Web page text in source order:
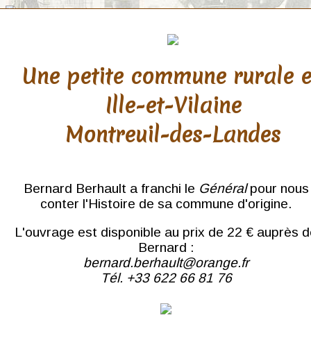
THÈMES
Chansons
Châteaux Bretons
Coiffes
Une petite commune rurale
Ille-et-Vilaine
Montreuil-des-Landes
Bernard Berhault a franchi le Généralpour nous
conter l'Histoire de sa commune d'origine.
L'ouvrage est disponible au prix de 22 € auprès
Bernard :
bernard.berhault@orange.fr
Tél. +33 622 66 81 76